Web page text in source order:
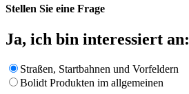
Stellen Sie eine Frage
Ja, ich bin interessiert an:
Straßen, Startbahnen und Vorfeldern
Bolidt Produkten im allgemeinen